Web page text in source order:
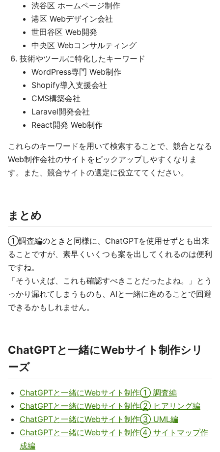
渋谷区 ホームページ制作
港区 Webデザイン会社
世田谷区 Web開発
中央区 Webコンサルティング
技術やツールに特化したキーワード
WordPress専門 Web制作
Shopify導入支援会社
CMS構築会社
Laravel開発会社
React開発 Web制作
これらのキーワードを用いて検索することで、競合となる
Web制作会社のサイトをピックアップしやすくなりま
す。また、競合サイトの選定に役立ててください。
まとめ
①調査編のときと同様に、ChatGPTを使用せずとも出来
ることですが、素早くいくつも案を出してくれるのは便利
ですね。
「そういえば、これも確認すべきことだったよね。」とう
っかり漏れてしまうものも、AIと一緒に進めることで回避
できるかもしれません。
ChatGPTと一緒にWebサイト制作シリ
ーズ
ChatGPTと一緒にWebサイト制作① 調査編
ChatGPTと一緒にWebサイト制作② ヒアリング編
ChatGPTと一緒にWebサイト制作③ UML編
ChatGPTと一緒にWebサイト制作④ サイトマップ作
成編